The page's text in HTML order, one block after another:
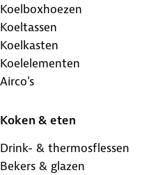
Koelboxhoezen
Koeltassen
Koelkasten
Koelelementen
Airco's
Koken & eten
Drink- & thermosflessen
Bekers & glazen